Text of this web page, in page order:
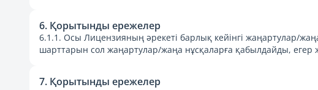
6. Қорытынды ережелер
6.1.1. Осы Лицензияның әрекеті барлық кейінгі жаңартулар/
шарттарын сол жаңартулар/жаңа нұсқаларға қабылдайды, егер
7. Қорытынды ережелер